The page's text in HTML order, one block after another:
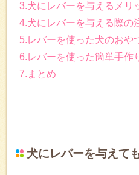
3.犬にレバーを与えるメリ
4.犬にレバーを与える際の
5.レバーを使った犬のおや
6.レバーを使った簡単手作
7.まとめ
犬にレバーを与えて